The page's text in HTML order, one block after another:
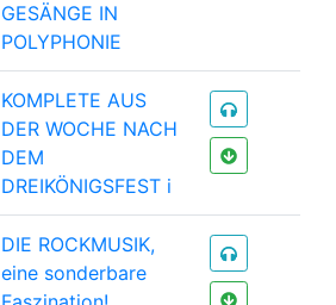
GESÄNGE IN
POLYPHONIE
KOMPLETE AUS
DER WOCHE NACH
DEM
DREIKÖNIGSFEST i
DIE ROCKMUSIK,
eine sonderbare